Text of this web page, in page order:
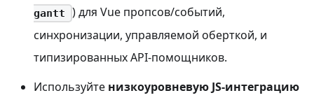
gantt
) для Vue пропсов/событий,
синхронизации, управляемой оберткой, и
типизированных API-помощников.
Используйте низкоуровневую JS-интеграцию